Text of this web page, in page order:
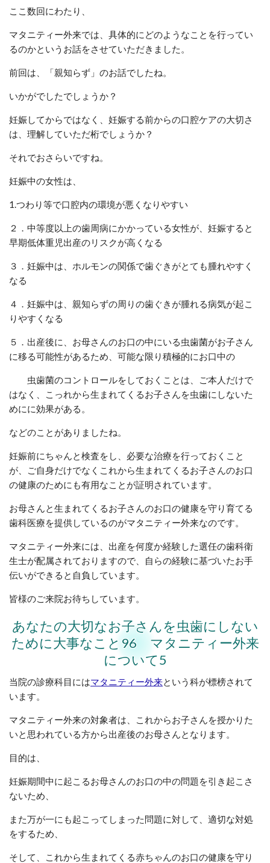
ここ数回にわたり、
マタニティー外来では、具体的にどのようなことを行ってい
るのかというお話をさせていただきました。
前回は、「親知らず」のお話でしたね。
いかがでしたでしょうか？
妊娠してからではなく、妊娠する前からの口腔ケアの大切さ
は、理解していただ桁でしょうか？
それでおさらいですね。
妊娠中の女性は、
1.つわり等で口腔内の環境が悪くなりやすい
２．中等度以上の歯周病にかかっている女性が、妊娠すると
早期低体重児出産のリスクが高くなる
３．妊娠中は、ホルモンの関係で歯ぐきがとても腫れやすく
なる
４．妊娠中は、親知らずの周りの歯ぐきが腫れる病気が起こ
りやすくなる
５．出産後に、お母さんのお口の中にいる虫歯菌がお子さん
に移る可能性があるため、可能な限り積極的にお口中の
虫歯菌のコントロールをしておくことは、ご本人だけで
はなく、こっれから生まれてくるお子さんを虫歯にしないた
めにに効果がある。
などのことがありましたね。
妊娠前にちゃんと検査をし、必要な治療を行っておくこと
が、ご自身だけでなくこれから生まれてくるお子さんのお口
の健康のためにも有用なことが証明されています。
お母さんと生まれてくるお子さんのお口の健康を守り育てる
歯科医療を提供しているのがマタニティー外来なのです。
マタニティー外来には、出産を何度か経験した選任の歯科衛
生士が配属されておりますので、自らの経験に基づいたお手
伝いができると自負しています。
皆様のご来院お待ちしています。
あなたの大切なお子さんを虫歯にしない
ために大事なこと96 マタニティー外来
について5
当院の診療科目にはマタニティー外来という科が標榜されて
います。
マタニティー外来の対象者は、これからお子さんを授かりた
いと思われている方から出産後のお母さんとなります。
目的は、
妊娠期間中に起こるお母さんのお口の中の問題を引き起こさ
ないため、
また万が一にも起こってしまった問題に対して、適切な対処
をするため、
そして、これから生まれてくる赤ちゃんのお口の健康を守り